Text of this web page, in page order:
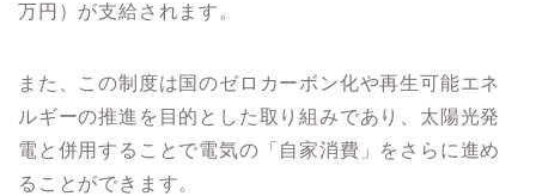
万円）が支給されます。
また、この制度は国のゼロカーボン化や再生可能エネ
ルギーの推進を目的とした取り組みであり、太陽光発
電と併用することで電気の「自家消費」をさらに進め
ることができます。